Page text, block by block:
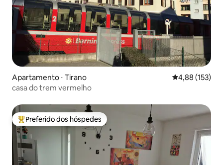
Apartamento ⋅ Tirano 4,88 de uma
4,88 (153)
casa do trem vermelho
Entre os melhores preferidos dos hóspedes
Preferido dos hóspedes